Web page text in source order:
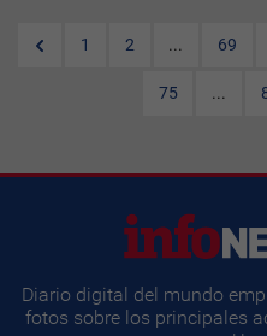
1 2 ... 69
75 ...
Diario digital del mundo
fotos sobre los principales